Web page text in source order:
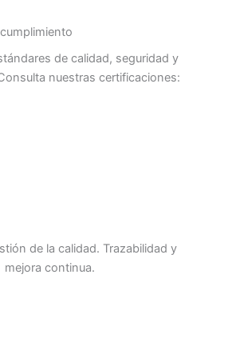
de calidad, seguridad y
nuestras certificaciones:
de la calidad. Trazabilidad y
mejora continua.